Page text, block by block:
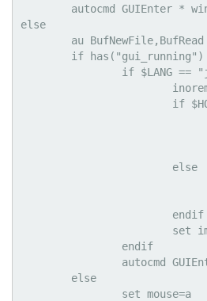
autocmd GUIEnter *
else
au
        if has("gui_running")
if $LANG ==
if
                        else
                        endif
set
                endif
autocmd
        else
                set mouse=a